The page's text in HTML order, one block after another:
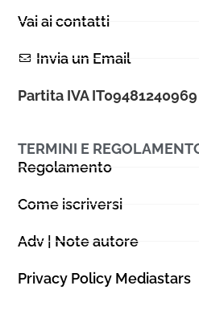
Vai ai contatti
Invia un Email
Partita IVA IT09481240969
TERMINI E
Regolamento
Come iscriversi
Adv | Note autore
Privacy Policy Mediastars